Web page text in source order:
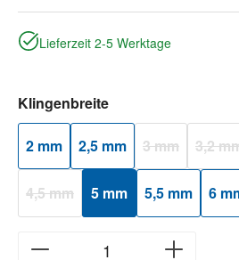
Lieferzeit 2-5 Werktage
Klingenbreiteauswählen
2 mm 2,5 mm 3 mm(Diese Option
3,2
4,5 mm(Diese Option ist zurzeit nicht
5 mm 5,5 mm 6